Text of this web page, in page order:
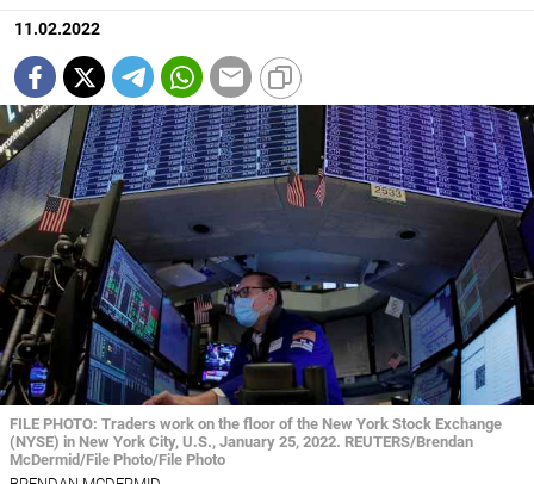
11.02.2022
FILE PHOTO: Traders work on the floor of the New York Stock Exchange
(NYSE) in New York City, U.S., January 25, 2022. REUTERS/Brendan
McDermid/File Photo/File Photo